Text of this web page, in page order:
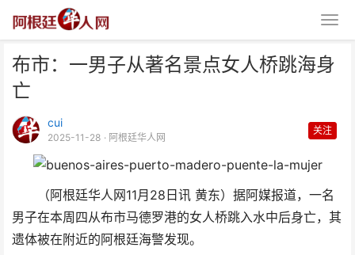
布市：一男子从著名景点女人桥跳海身
亡
cui
2025-11-28 · 阿根廷华人网
关注
（阿根廷华人网11月28日讯 黄东）据阿媒报道，一名
男子在本周四从布市马德罗港的女人桥跳入水中后身亡，其
遗体被在附近的阿根廷海警发现。
海身亡